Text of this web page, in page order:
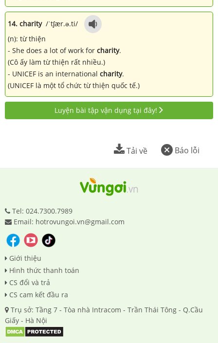
14. charity/ˈtʃær.ə.ti/
(n): từ thiện
- She does a lot of work for charity.
(Cô ấy làm từ thiện rất nhiều.)
- UNICEF is an international charity.
(UNICEF là một tổ chức từ thiện quốc tế.)
Luyện bài tập vận dụng tại đây!
Báo lỗi
Tải về
Tel: 024.7300.7989
Email: hotrovungoi.vn@gmail.com
Giới thiệu
Hình thức thanh toán
CS đổi và trả
CS cam kết đầu ra
Trụ sở: Tầng 7 - Tòa nhà Intracom - Trần Thái Tông - Q.Cầu
Giấy - Hà Nội